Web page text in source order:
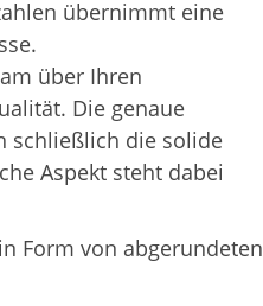
übernimmt eine
über Ihren
Die genaue
schließlich die solide
Aspekt steht dabei
Form von abgerundeten